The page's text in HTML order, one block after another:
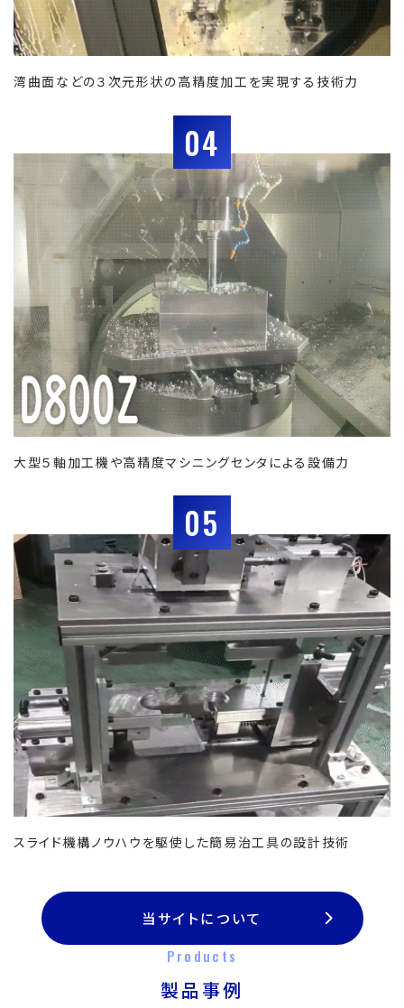
湾曲面などの３次元形状の高精度加工を実現する技術力
04
大型５軸加工機や高精度マシニングセンタによる設備力
05
スライド機構ノウハウを駆使した簡易治工具の設計技術
当サイトについて
Products
製品事例